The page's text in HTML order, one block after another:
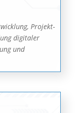
Projekt-
digitaler
und